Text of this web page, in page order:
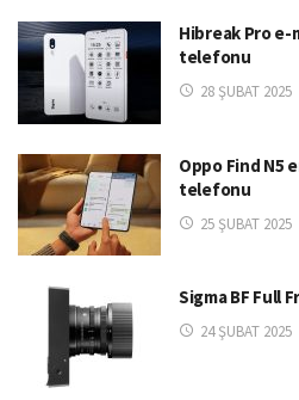
Hibreak Pro e-
telefonu
28 ŞUBAT 2025
Oppo Find N5
telefonu
25 ŞUBAT 2025
Sigma BF Full
24 ŞUBAT 2025